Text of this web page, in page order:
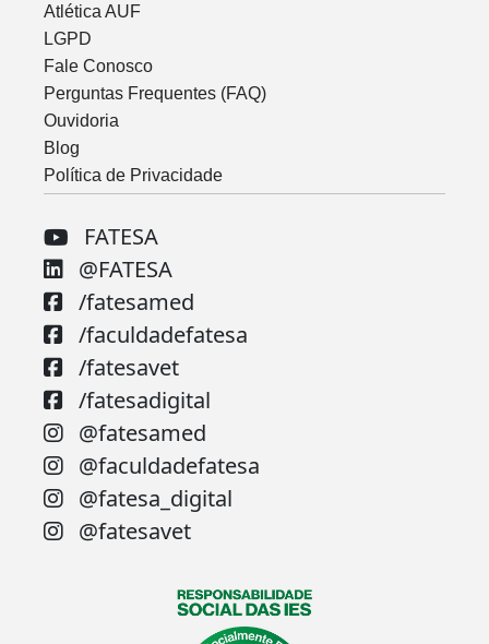
Atlética AUF
LGPD
Fale Conosco
Perguntas Frequentes (FAQ)
Ouvidoria
Blog
Política de Privacidade
FATESA
@FATESA
/fatesamed
/faculdadefatesa
/fatesavet
/fatesadigital
@fatesamed
@faculdadefatesa
@fatesa_digital
@fatesavet